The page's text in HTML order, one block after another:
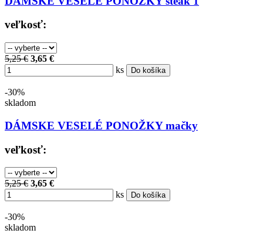
veľkosť:
5,25 € 3,65 €
ks
Do košíka
-30%
skladom
DÁMSKE VESELÉ PONOŽKY mačky
veľkosť:
5,25 € 3,65 €
ks
Do košíka
-30%
skladom